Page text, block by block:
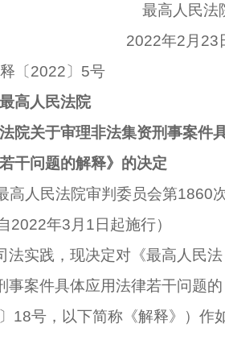
最高人民法
2022年2月23
〔2022〕5号
最高人民法院
院关于审理非法集资刑事案件
干问题的解释》的决定
高人民法院审判委员会第1860
2022年3月1日起施行）
实践，现决定对《最高人民法
事案件具体应用法律若干问题的
18号，以下简称《解释》）作